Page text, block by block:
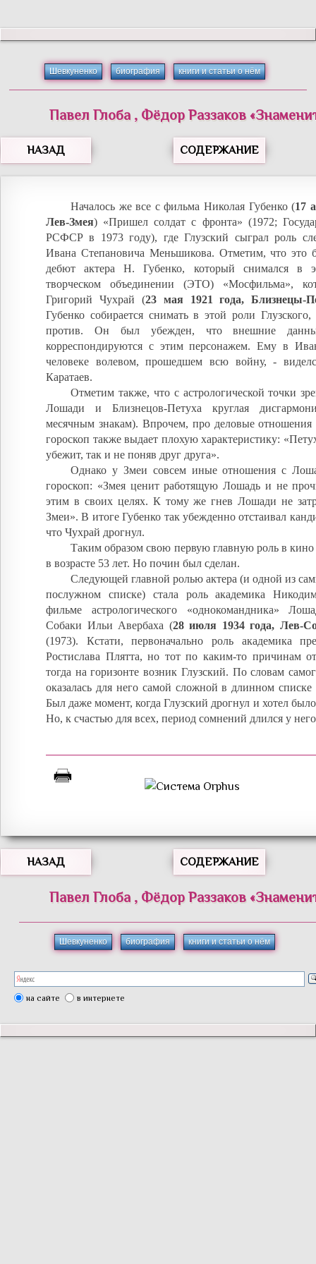
Шевкуненко биография книги и статьи о нём
Павел Глоба , Фёдор Раззаков«
НАЗАД СОДЕРЖАНИЕ
Началось же все с фильма Николая Губенко (17
Лев-Змея) «Пришел солдат с фронта» (1972;
РСФСР в 1973 году), где Глузский сыграл роль
Ивана Степановича Меньшикова. Отметим, что это
дебют актера Н. Губенко, который снимался в
творческом объединении (ЭТО) «Мосфильма»,
Григорий Чухрай (23 мая 1921 года, Близнецы-
Губенко собирается снимать в этой роли
против. Он был убежден, что внешние
корреспондируются с этим персонажем. Ему в
человеке волевом, прошедшем всю войну, -
Каратаев.
Отметим также, что с астрологической точки
Лошади и Близнецов-Петуха круглая
месячным знакам). Впрочем, про деловые
гороскоп также выдает плохую характеристику:
убежит, так и не поняв друг друга».
Однако у Змеи совсем иные отношения с
гороскоп: «Змея ценит работящую Лошадь и не
этим в своих целях. К тому же гнев Лошади не
Змеи». В итоге Губенко так убежденно отстаивал
что Чухрай дрогнул.
Таким образом свою первую главную роль в
в возрасте 53 лет. Но почин был сделан.
Следующей главной ролью актера (и одной из
послужном списке) стала роль академика
фильме астрологического «однокомандника»
Собаки Ильи Авербаха (28 июля 1934 года, Лев-
(1973). Кстати, первоначально роль академика
Ростислава Плятта, но тот по каким-то причинам
тогда на горизонте возник Глузский. По словам
оказалась для него самой сложной в длинном
Был даже момент, когда Глузский дрогнул и хотел было
Но, к счастью для всех, период сомнений длился у
НАЗАД СОДЕРЖАНИЕ
Павел Глоба , Фёдор Раззаков«
Шевкуненко биография книги и статьи о нём
на сайте в интернете